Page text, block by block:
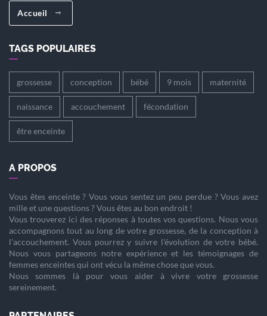
Accueil
TAGS POPULAIRES
grossesse conception bébé 9 mois maternité
naissance accouchement fécondation
être enceinte
A PROPOS
Vous êtes enceinte? Vous vous sentez un peu perdue ? Vous avez
mille et une questions ? Vous êtes au bon endroit !
Vous trouverez ici des réponses à toutes vos questions. Nous vous
accompagnons tout au long de votre grossesse, de la conception à
l'accouchement. Vous pourrez y suivre l'évolution de votre bébé.
Nous vous partageons notre expérience et les témoignages de
femmes enceintes qui ont vécu la même chose que vous.
Nous sommes là pour vous aider à vivre votre grossesse
sereinement.